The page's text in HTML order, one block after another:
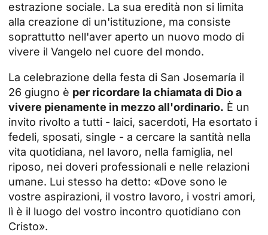
estrazione sociale. La sua eredità non si limita
alla creazione di un'istituzione, ma consiste
soprattutto nell'aver aperto un nuovo modo di
vivere il Vangelo nel cuore del mondo.
La celebrazione della festa di San Josemaría il
26 giugno è per ricordare la chiamata di Dio a
vivere pienamente in mezzo all'ordinario. È un
invito rivolto a tutti - laici, sacerdoti, Ha esortato i
fedeli, sposati, single - a cercare la santità nella
vita quotidiana, nel lavoro, nella famiglia, nel
riposo, nei doveri professionali e nelle relazioni
umane. Lui stesso ha detto: «Dove sono le
vostre aspirazioni, il vostro lavoro, i vostri amori,
lì è il luogo del vostro incontro quotidiano con
Cristo».